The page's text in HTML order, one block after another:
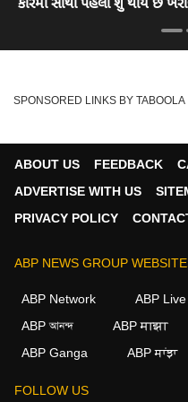
SPONSORED LINKS BY TABOOLA
ABOUT US FEEDBACK
ADVERTISE WITH US
PRIVACY POLICY
ABP NEWS GROUP
ABP Network ABP Live
ABP আনন্দ
ABP माझा
ABP Ganga
ABP ਸਾਂਝਾ
FOLLOW US